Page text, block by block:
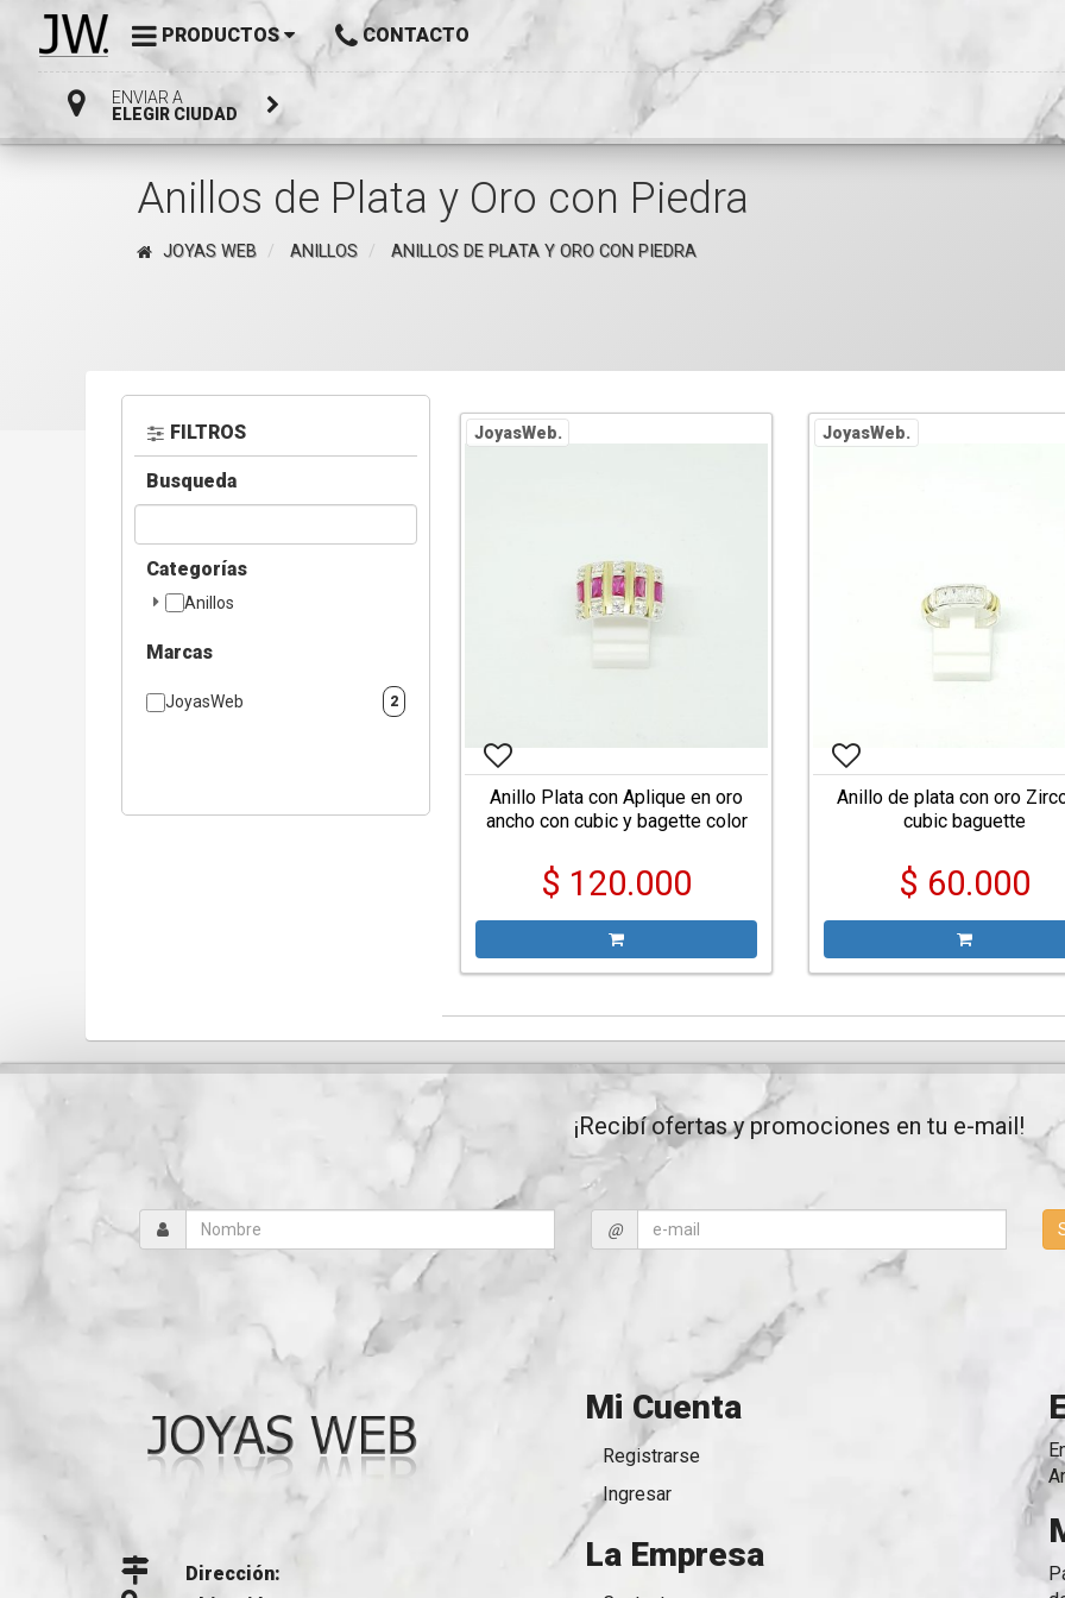
PRODUCTOS CONTACTO
ENVIAR A
ELEGIR CIUDAD
Anillos de Plata y Oro con Piedra
JOYAS WEB ANILLOS ANILLOS DE PLATA Y ORO CON PIEDRA
FILTROS
Busqueda
Categorías
Anillos
Marcas
JoyasWeb 2
JoyasWeb.
Anillo Plata con Aplique en oro
ancho con cubic y bagette color
$ 120.000
JoyasWeb.
Anillo de plata con oro
cubic baguette
$ 60.000
¡Recibí ofertas y promociones en tu e-mail!
@
Dirección:
Mi Cuenta
Registrarse
Ingresar
La Empresa